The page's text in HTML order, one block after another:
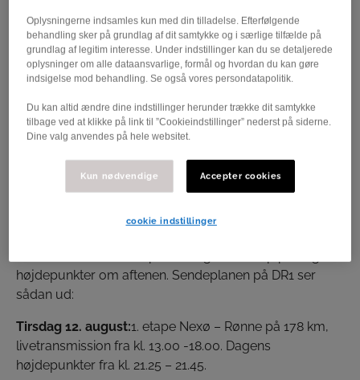
Foto: Dan Møller
Sådan følger du den danske tour fra 12. –
16. august.
ude langs med ruten, når der køres landevejsløb. Du
fornemmer stemningen, kommer tæt på rytterne og
Cykelløb skal opleves live, men har du ikke tiden til at
højdepunkter om aftenen. Sendeplanen på DR1 ser
sådan ud:
Tirsdag 12. august:1. etape Nexø – Rønne på 178 km,
livetransmission fra kl. 13.00 -18.00. Dagens
højdepunkter fra kl. 21.25 – 21.45.
Oplysningerne indsamles kun med din tilladelse. Efterfølgende
behandling sker på grundlag af dit samtykke og i særlige tilfælde på
grundlag af legitim interesse. Under indstillinger kan du se detaljerede
oplysninger om alle dataansvarlige, formål og hvordan du kan gøre
indsigelse mod behandling. Se også vores persondatapolitik.
Du kan altid ændre dine indstillinger herunder trække dit samtykke
tilbage ved at klikke på link til ”Cookieindstillinger” nederst på siderne.
Dine valg anvendes på hele websitet.
Kun nødvendige Accepter cookies
cookie indstillinger